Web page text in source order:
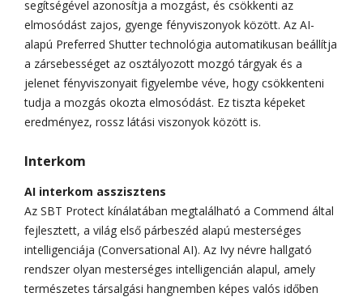
segítségével azonosítja a mozgást, és csökkenti az
elmosódást zajos, gyenge fényviszonyok között. Az AI-
alapú Preferred Shutter technológia automatikusan beállítja
a zársebességet az osztályozott mozgó tárgyak és a
jelenet fényviszonyait figyelembe véve, hogy csökkenteni
tudja a mozgás okozta elmosódást. Ez tiszta képeket
eredményez, rossz látási viszonyok között is.
Interkom
AI interkom asszisztens
Az SBT Protect kínálatában megtalálható a Commend által
fejlesztett, a világ első párbeszéd alapú mesterséges
intelligenciája (Conversational AI). Az Ivy névre hallgató
rendszer olyan mesterséges intelligencián alapul, amely
természetes társalgási hangnemben képes valós időben